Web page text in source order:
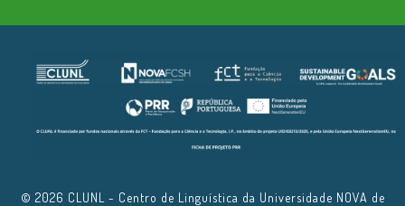
© 2026 CLUNL - Centro de Linguística da Universidade NOVA de